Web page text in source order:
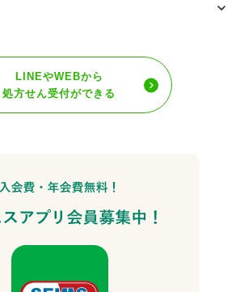
LINEやWEBから
処方せん受付ができる